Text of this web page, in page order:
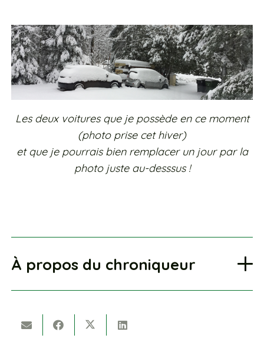
Les deux voitures que je possède en ce moment
(photo prise cet hiver)
et que je pourrais bien remplacer un jour par la
photo juste au-desssus !
À propos du chroniqueur